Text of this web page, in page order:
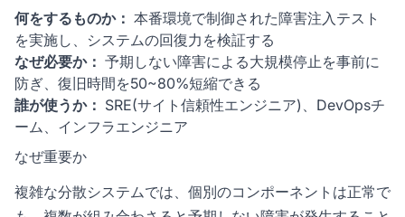
何をするものか： 本番環境で制御された障害注入テスト
を実施し、システムの回復力を検証する
なぜ必要か： 予期しない障害による大規模停止を事前に
防ぎ、復旧時間を50~80%短縮できる
誰が使うか： SRE(サイト信頼性エンジニア)、DevOpsチ
ーム、インフラエンジニア
なぜ重要か
複雑な分散システムでは、個別のコンポーネントは正常で